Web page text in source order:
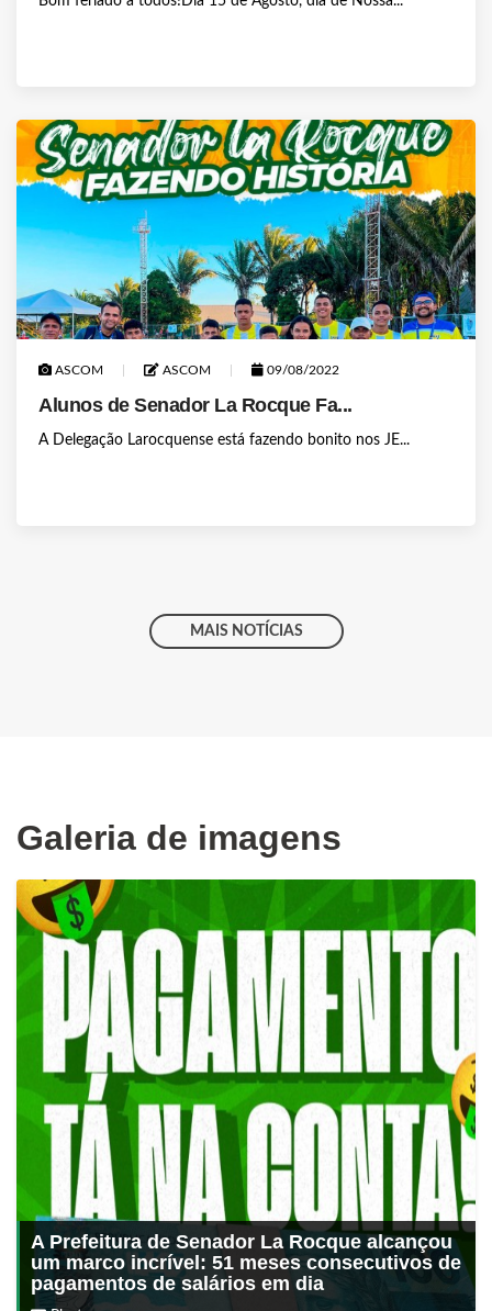
ASCOM ASCOM 09/08/2022
Alunos de Senador La Rocque Fa...
A Delegação Larocquense está fazendo bonito nos JE...
MAIS NOTÍCIAS
Galeria de imagens
A Prefeitura de Senador La Rocque alcançou
um marco incrível: 51 meses consecutivos de
pagamentos de salários em dia